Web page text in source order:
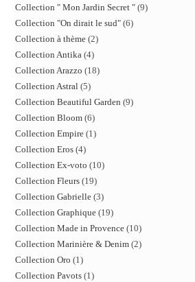
Collection " Mon Jardin Secret " 9
Collection "On dirait le sud" 6
Collection à thème 2
Collection Antika 4
Collection Arazzo 18
Collection Astral 5
Collection Beautiful Garden 9
Collection Bloom 6
Collection Empire 1
Collection Eros 4
Collection Ex-voto 10
Collection Fleurs 19
Collection Gabrielle 3
Collection Graphique 19
Collection Made in Provence 10
Collection Marinière & Denim 2
Collection Oro 1
Collection Pavots 1